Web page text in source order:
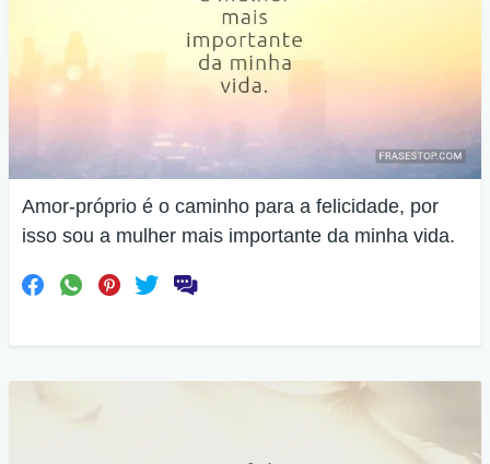
Amor-próprio é o caminho para a felicidade, por
isso sou a mulher mais importante da minha vida.